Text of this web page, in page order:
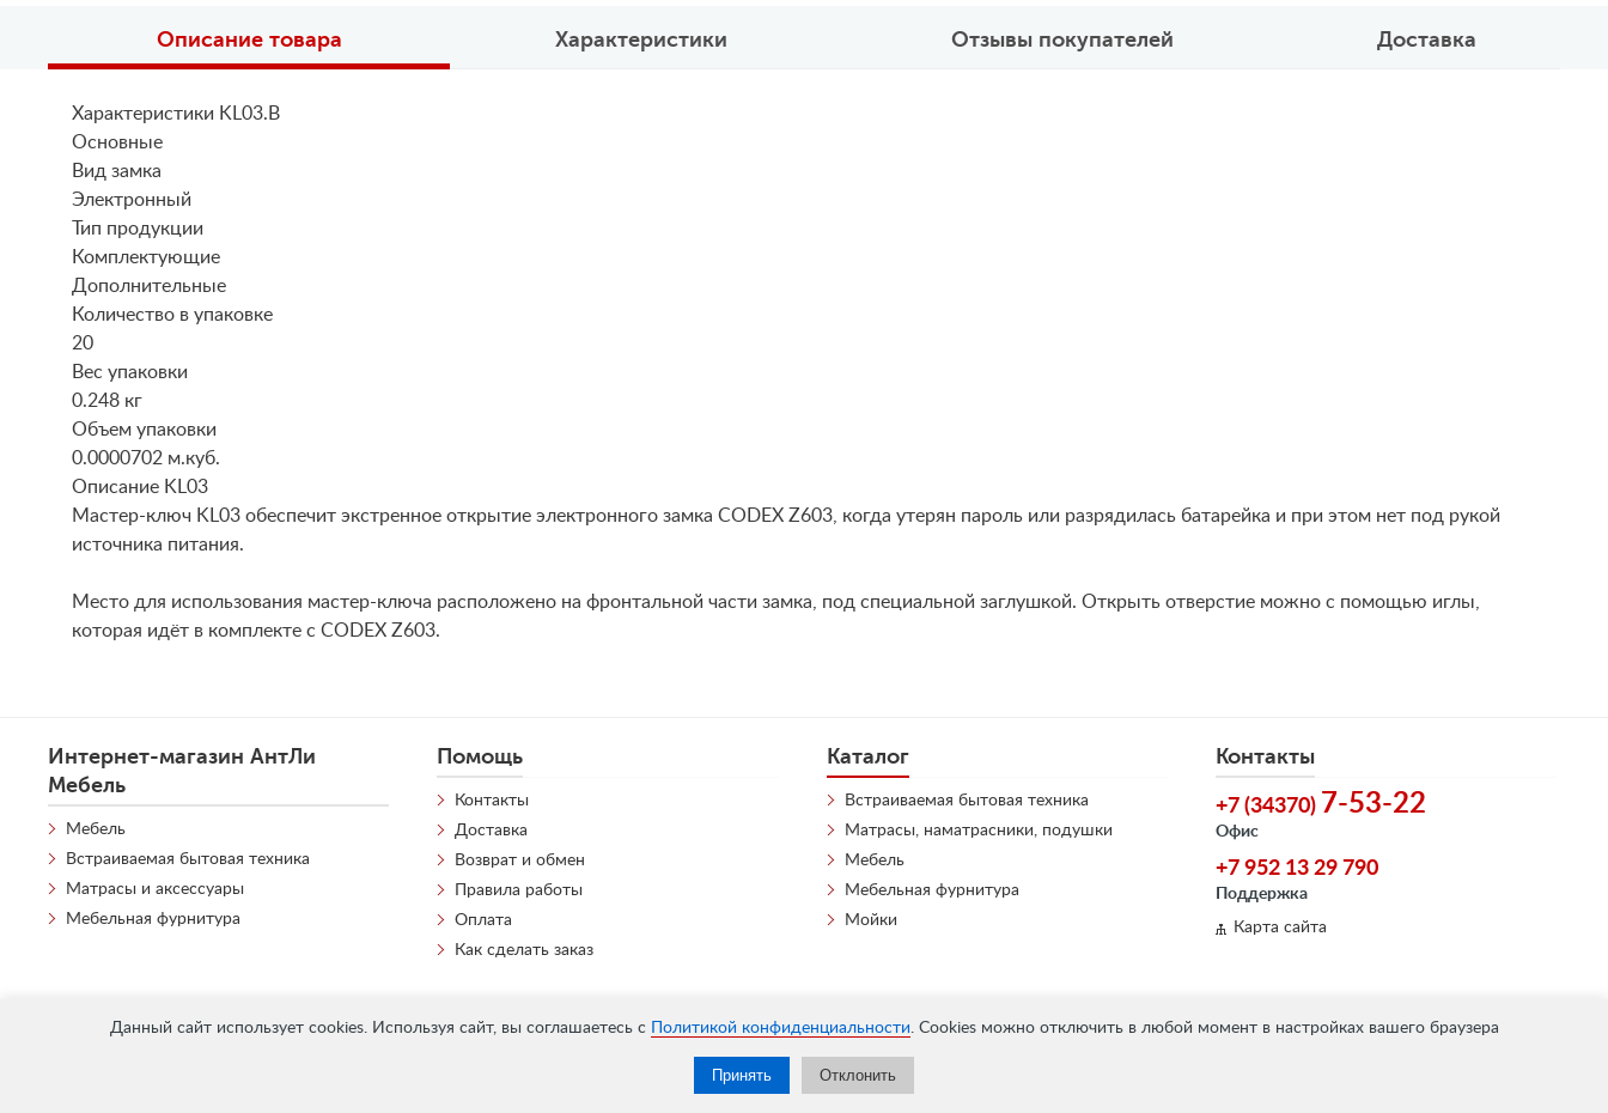
Данный сайт использует cookies. Используя сайт, вы соглашаетесь с Политикой конфиденциальности. Cookies можно отключить в любой момент в настройках вашего браузера
Принять Отклонить
Описание товара Характеристики Отзывы покупателей Доставка
Характеристики KL03.B
Основные
Вид замка
Электронный
Тип продукции
Комплектующие
Дополнительные
Количество в упаковке
20
Вес упаковки
0.248 кг
Объем упаковки
0.0000702 м.куб.
Описание KL03
Мастер-ключ KL03 обеспечит экстренное открытие электронного замка CODEX Z603, когда утерян пароль или разрядилась батарейка и при этом нет под рукой
источника питания.
Место для использования мастер-ключа расположено на фронтальной части замка, под специальной заглушкой. Открыть отверстие можно с помощью иглы,
которая идёт в комплекте с CODEX Z603.
Интернет-магазин АнтЛи
Мебель
Мебель
Встраиваемая бытовая техника
Матрасы и аксессуары
Мебельная фурнитура
Помощь
Контакты
Доставка
Возврат и обмен
Правила работы
Оплата
Как сделать заказ
Контакты
+7 (34370) 7-53-22
Офис
+7 952 13 29 790
Поддержка
Карта сайта
Каталог
Встраиваемая бытовая техника
Матрасы, наматрасники, подушки
Мебель
Мебельная фурнитура
Мойки